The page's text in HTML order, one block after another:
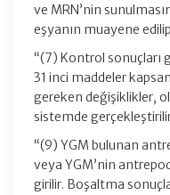
ve MRN’nin
eşyanın muayene
“(7) Kontrol sonuçları
31 inci maddeler
gereken değişiklikler,
sistemde
“(9) YGM bulunan
veya YGM’nin
girilir. Boşaltma